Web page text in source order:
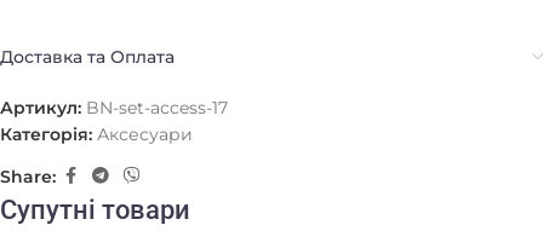
Доставка та Оплата
Артикул: BN-set-access-17
Категорія: Аксесуари
Share:
Супутні товари